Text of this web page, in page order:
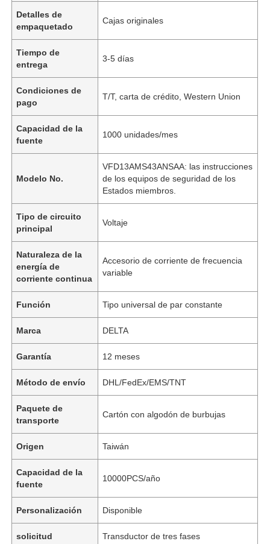
Detalles de
empaquetado
Cajas originales
Tiempo de
entrega
3-5 días
Condiciones de
pago
T/T, carta de crédito, Western Union
Capacidad de la
fuente
1000 unidades/mes
Modelo No.
VFD13AMS43ANSAA: las instrucciones
de los equipos de seguridad de los
Estados miembros.
Tipo de circuito
principal
Voltaje
Naturaleza de la
energía de
corriente continua
Accesorio de corriente de frecuencia
variable
Función Tipo universal de par constante
Marca DELTA
Garantía 12 meses
Método de envío DHL/FedEx/EMS/TNT
Paquete de
transporte
Cartón con algodón de burbujas
Origen Taiwán
Capacidad de la
fuente
10000PCS/año
Personalización Disponible
solicitud Transductor de tres fases